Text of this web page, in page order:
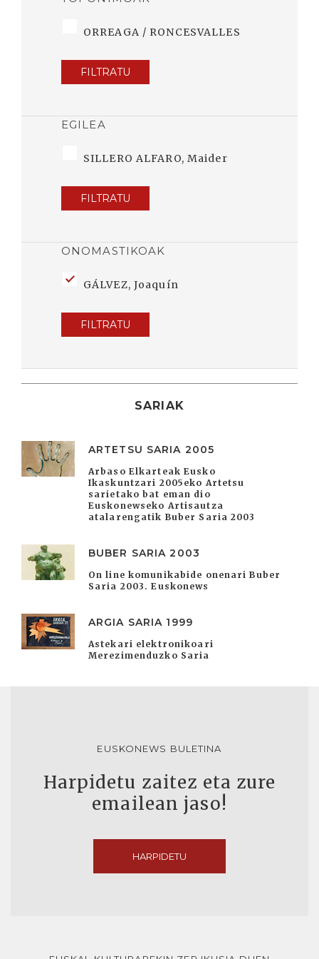
ORREAGA / RONCESVALLES
FILTRATU
EGILEA
SILLERO ALFARO, Maider
FILTRATU
ONOMASTIKOAK
GÁLVEZ, Joaquín
FILTRATU
SARIAK
ARTETSU SARIA 2005
Arbaso Elkarteak Eusko
Ikaskuntzari 2005eko Artetsu
sarietako bat eman dio
Euskonewseko Artisautza
atalarengatik Buber Saria 2003
BUBER SARIA 2003
On line komunikabide onenari Buber
Saria 2003. Euskonews
ARGIA SARIA 1999
Astekari elektronikoari
Merezimenduzko Saria
EUSKONEWS BULETINA
Harpidetu zaitez eta zure
emailean jaso!
HARPIDETU